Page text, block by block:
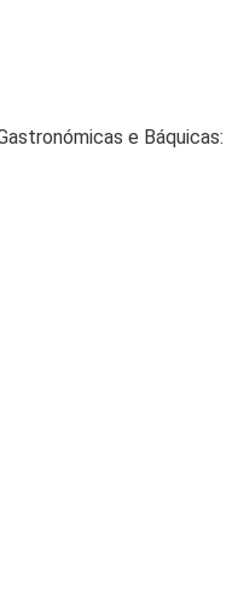
e Báquicas: